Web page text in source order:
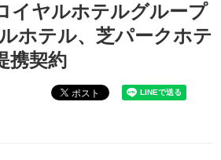
イヤルホテルグループ
ホテル、芝パークホテ
携契約
ポスト